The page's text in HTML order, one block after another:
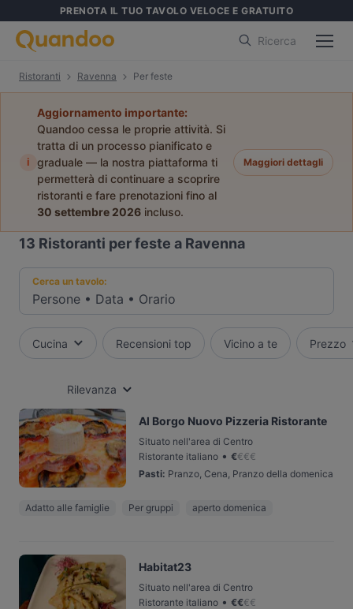
PRENOTA IL TUO TAVOLO VELOCE E GRATUITO
Ricerca
Ristoranti Ravenna Per feste
i
Aggiornamento importante:
Quandoo cessa le proprie attività. Si
tratta di un processo pianificato e
graduale — la nostra piattaforma ti
permetterà di continuare a scoprire
ristoranti e fare prenotazioni fino al
30 settembre 2026 incluso.
Maggiori dettagli
13 Ristoranti per feste a Ravenna
Cerca un tavolo:
Persone • Data • Orario
Cucina Recensioni top Vicino a te Prezzo
Rilevanza
Al Borgo Nuovo Pizzeria Ristorante
Situato nell'area di Centro
Ristorante italiano • €€€€
Pasti: Pranzo, Cena, Pranzo della domenica
Adatto alle famiglie Per gruppi aperto domenica
Habitat23
Situato nell'area di Centro
Ristorante italiano • €€€€